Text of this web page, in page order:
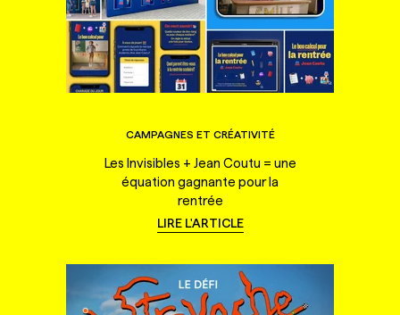
CAMPAGNES ET CRÉATIVITÉ
Les Invisibles + Jean Coutu = une
équation gagnante pour la
rentrée
LIRE L'ARTICLE